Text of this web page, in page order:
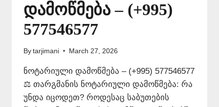
დამოწმება – (+995)
577546577
By tarjimani March 27, 2026
ნოტარიული დამოწმება – (+995) 577546577
⚖️ თარგმანის ნოტარიული დამოწმება: რა
უნდა იცოდეთ? როდესაც საბუთების